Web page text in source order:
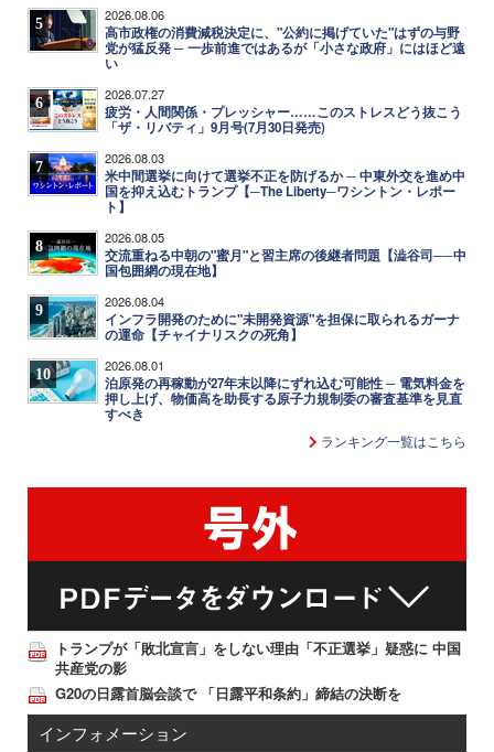
5 2026.08.06
高市政権の消費減税決定に、"公約に掲げていた"はずの与野
党が猛反発 ─ 一歩前進ではあるが「小さな政府」にはほど遠
い
6 2026.07.27
疲労・人間関係・プレッシャー……このストレスどう抜こう
「ザ・リバティ」9月号(7月30日発売)
7 2026.08.03
米中間選挙に向けて選挙不正を防げるか ─ 中東外交を進め中
国を抑え込むトランプ【─The Liberty─ワシントン・レポー
ト】
8 2026.08.05
交流重ねる中朝の"蜜月"と習主席の後継者問題【澁谷司──中
国包囲網の現在地】
9 2026.08.04
インフラ開発のために"未開発資源"を担保に取られるガーナ
の運命【チャイナリスクの死角】
10 2026.08.01
泊原発の再稼動が27年末以降にずれ込む可能性 ─ 電気料金を
押し上げ、物価高を助長する原子力規制委の審査基準を見直
すべき
ランキング一覧はこちら
トランプが「敗北宣言」をしない理由「不正選挙」疑惑に 中国
共産党の影
G20の日露首脳会談で 「日露平和条約」締結の決断を
インフォメーション